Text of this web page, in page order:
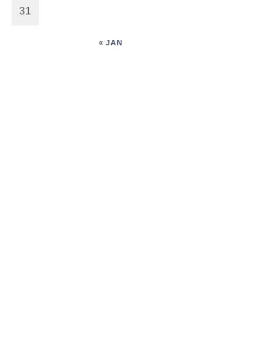
31
« JAN